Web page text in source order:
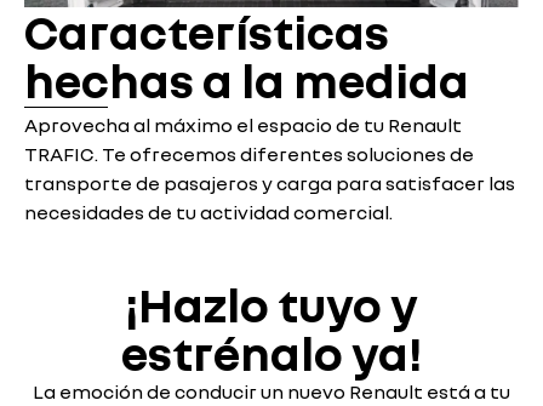
Características
hechas a la medida
Aprovecha al máximo el espacio de tu Renault
TRAFIC. Te ofrecemos diferentes soluciones de
transporte de pasajeros y carga para satisfacer las
necesidades de tu actividad comercial.
¡Hazlo tuyo y
estrénalo ya!
La emoción de conducir un nuevo Renault está a tu